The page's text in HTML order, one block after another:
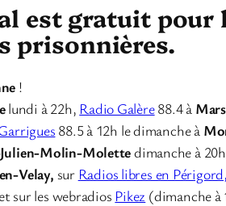
est gratuit
prisonnières.
!
lundi à 22h, Radio Galère88.4 à
88.5 à 12h le dimanche à
Molin-Molettedimanche à
Velay, sur Radios libres en Périgord,
sur les webradios Pikez (dimanche à